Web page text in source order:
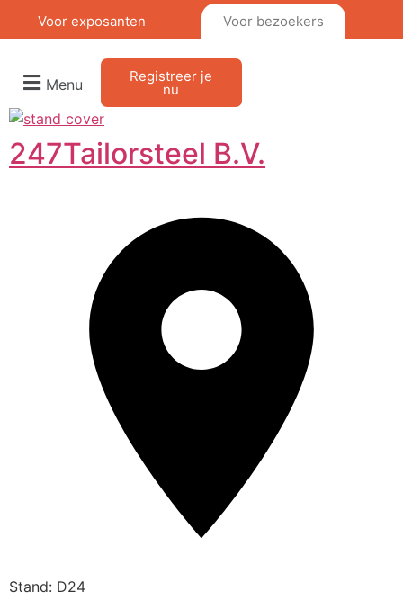
Voor exposanten Voor bezoekers
Menu Registreer je
nu
247Tailorsteel B.V.
Stand: D24